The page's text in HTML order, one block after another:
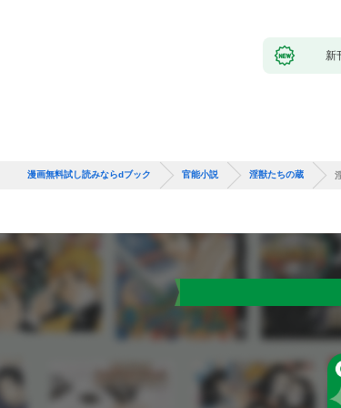
新
漫画無料試し読みならdブック 官能小説 淫獣たちの蔵